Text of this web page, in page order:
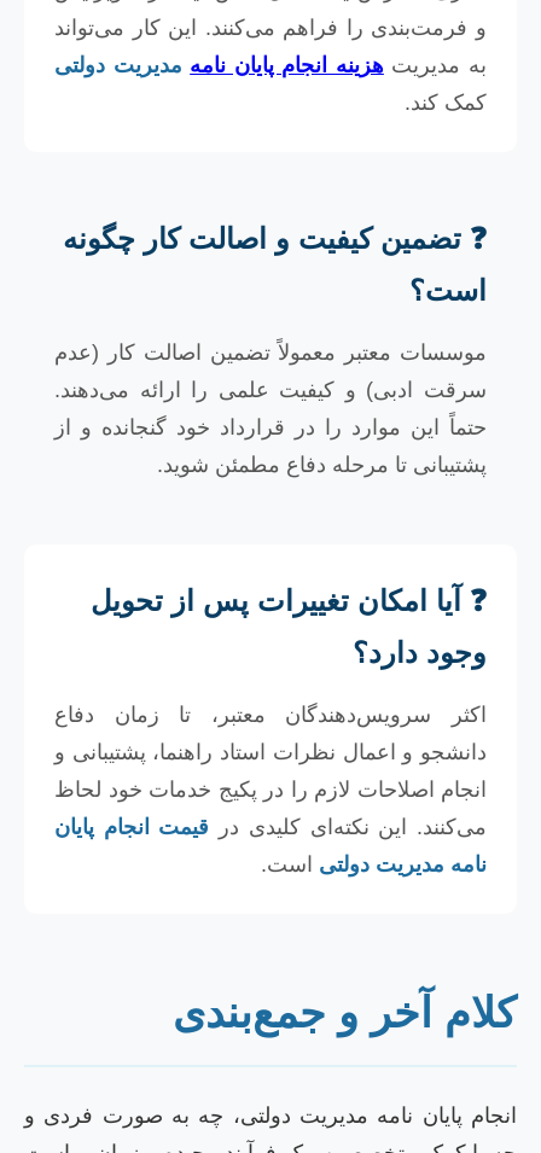
و فرمت‌بندی را فراهم می‌کنند. این کار می‌تواند
به مدیریتهزینه انجام پایان نامهمدیریت دولتی
کمک کند.
❓ تضمین کیفیت و اصالت کار چگونه
است؟
موسسات معتبر معمولاً تضمین اصالت کار (عدم
سرقت ادبی) و کیفیت علمی را ارائه می‌دهند.
حتماً این موارد را در قرارداد خود گنجانده و از
پشتیبانی تا مرحله دفاع مطمئن شوید.
❓ آیا امکان تغییرات پس از تحویل
وجود دارد؟
اکثر سرویس‌دهندگان معتبر، تا زمان دفاع
دانشجو و اعمال نظرات استاد راهنما، پشتیبانی و
انجام اصلاحات لازم را در پکیج خدمات خود لحاظ
می‌کنند. این نکته‌ای کلیدی درقیمت انجام پایان
نامه مدیریت دولتیاست.
آخر و جمع‌بندی
پایان نامه مدیریت دولتی، چه به صورت فردی و